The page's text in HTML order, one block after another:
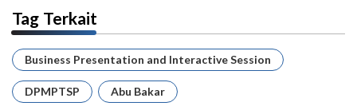
Tag Terkait
Business Presentation and Interactive Session
DPMPTSP Abu Bakar